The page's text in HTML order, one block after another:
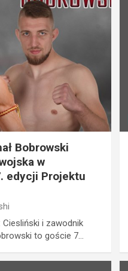
Bobrowski
w
edycji Projektu
i zawodnik
to goście 7…